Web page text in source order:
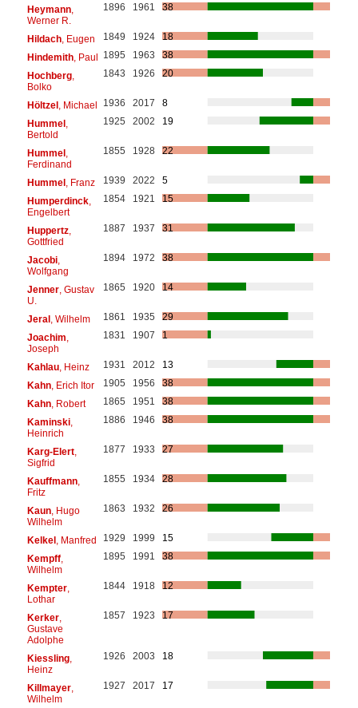
Heymann,
Werner R.
1896 1961 38
Hildach, Eugen 1849 1924
18
Hindemith, Paul 1895 1963
38
Hochberg,
Bolko
1843 1926 20
Höltzel, Michael 1936 2017
8
Hummel,
Bertold
1925 2002 19
Hummel,
Ferdinand
1855 1928 22
Hummel, Franz 1939 2022
5
Humperdinck,
Engelbert
1854 1921 15
Huppertz,
Gottfried
1887 1937 31
Jacobi,
Wolfgang
1894 1972 38
Jenner, Gustav
U.
1865 1920 14
Jeral, Wilhelm 1861 1935
29
Joachim
Joseph
1831 1907 1
Kahlau, Heinz 1931 2012
13
Kahn, Erich Itor 1905 1956
38
Kahn, Robert 1865 1951
38
Kaminski,
Heinrich
1886 1946 38
Karg-Elert,
Sigfrid
1877 1933 27
Kauffmann,
Fritz
1855 1934 28
Kaun, Hugo
Wilhelm
1863 1932 26
Kelkel, Manfred 1929 1999
15
Kempff,
Wilhelm
1895 1991 38
Kempter,
Lothar
1844 1918 12
Kerker,
Gustave
Adolphe
1857 1923 17
Kiessling,
Heinz
1926 2003 18
Killmayer,
Wilhelm
1927 2017 17